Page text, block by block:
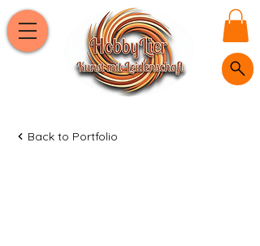
Back to Portfolio